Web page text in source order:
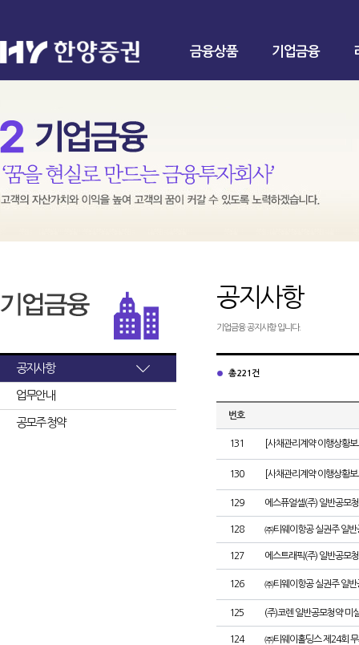
금융상품 기업금융
공지사항
업무안내
공모주 청약
공지사항
기업금융 공지사항 입니다.
총 221건
번호
131 [사채관리계약 이행상황
130 [사채관리계약 이행상황
129 에스퓨얼셀(주) 일반공모
128 ㈜티웨이항공 실권주 일반
127 에스트래픽(주) 일반공모
126 ㈜티웨이항공 실권주 일반
125 (주)코렌 일반공모청약 미
124 ㈜티웨이홀딩스 제24회